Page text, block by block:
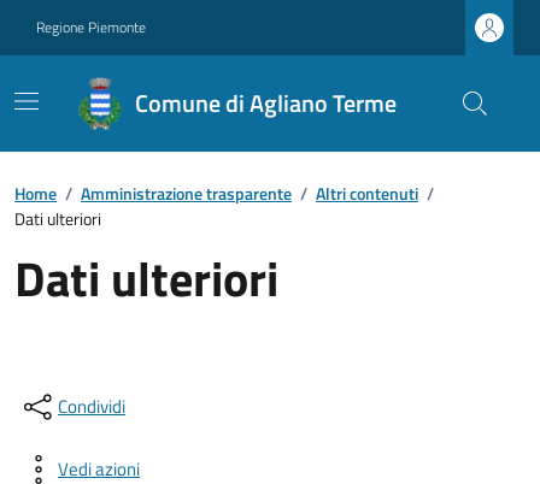
Regione Piemonte
Comune di Agliano Terme
Home / Amministrazione trasparente / Altri contenuti /
Dati ulteriori
Dati ulteriori
Condividi
Vedi azioni